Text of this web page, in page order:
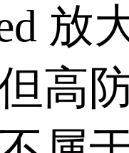
高